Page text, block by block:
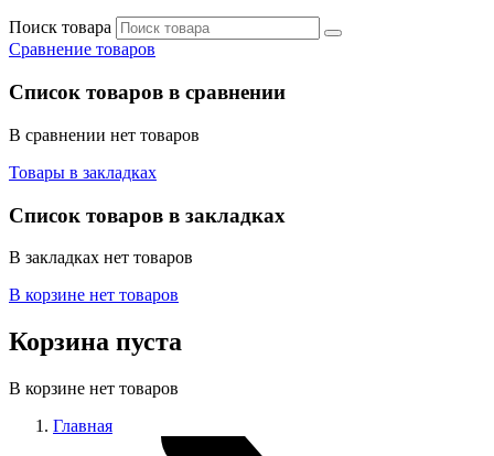
Поиск товара
Сравнение товаров
Список товаров в сравнении
В сравнении нет товаров
Товары в закладках
Список товаров в закладках
В закладках нет товаров
В корзине нет товаров
Корзина пуста
В корзине нет товаров
Главная